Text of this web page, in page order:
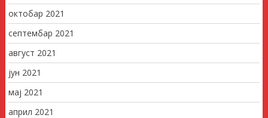
октобар 2021
септембар 2021
август 2021
јун 2021
мај 2021
април 2021